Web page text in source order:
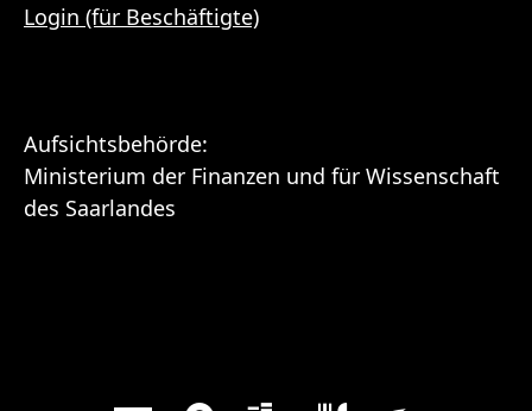
Login (für Beschäftigte)
Aufsichtsbehörde:
Ministerium der Finanzen und für Wissenschaft
des Saarlandes